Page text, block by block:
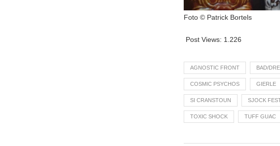
Foto © Patrick Bortels
Post Views: 1.226
AGNOSTIC FRONT BAD/
COSMIC PSYCHOS GIERLE
SI CRANSTOUN SJOCK
TOXIC SHOCK TUFF GUAC